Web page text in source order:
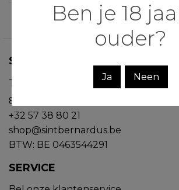
ST.BERNARDUS
Trappistenweg 23
8978 Watou
+32 57 38 80 21
shop@sintbernardus.be
BTW: BE 0463544291
SERVICE
Ben je 18
ouder?
Ja Neen